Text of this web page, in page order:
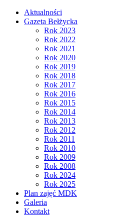
Aktualności
Gazeta Bełżycka
Rok 2023
Rok 2022
Rok 2021
Rok 2020
Rok 2019
Rok 2018
Rok 2017
Rok 2016
Rok 2015
Rok 2014
Rok 2013
Rok 2012
Rok 2011
Rok 2010
Rok 2009
Rok 2008
Rok 2024
Rok 2025
Plan zajęć MDK
Galeria
Kontakt